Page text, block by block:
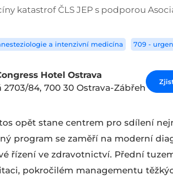
katastrof ČLS JEP s podporou
a intenzivní medicína 709 -
Hotel Ostrava
2703/84, 700 30 Ostrava-Zábřeh
opět stane centrem pro sdílení
program se zaměří na moderní
řízení ve zdravotnictví. Přední
pokročilém managementu